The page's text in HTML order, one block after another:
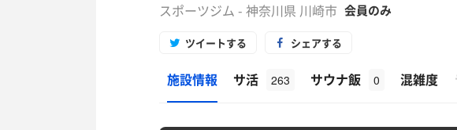
スポーツジム - 神奈川県 川崎市 会員のみ
ツイートする シェアする
施設情報 サ活 263 サウナ飯 0 混雑度